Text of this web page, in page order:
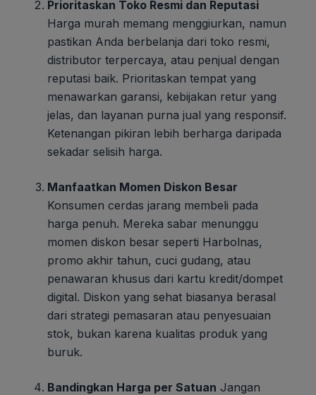
Prioritaskan Toko Resmi dan Reputasi
Harga murah memang menggiurkan, namun
pastikan Anda berbelanja dari toko resmi,
distributor terpercaya, atau penjual dengan
reputasi baik. Prioritaskan tempat yang
menawarkan garansi, kebijakan retur yang
jelas, dan layanan purna jual yang responsif.
Ketenangan pikiran lebih berharga daripada
sekadar selisih harga.
Manfaatkan Momen Diskon Besar
Konsumen cerdas jarang membeli pada
harga penuh. Mereka sabar menunggu
momen diskon besar seperti Harbolnas,
promo akhir tahun, cuci gudang, atau
penawaran khusus dari kartu kredit/dompet
digital. Diskon yang sehat biasanya berasal
dari strategi pemasaran atau penyesuaian
stok, bukan karena kualitas produk yang
buruk.
Bandingkan Harga per Satuan Jangan